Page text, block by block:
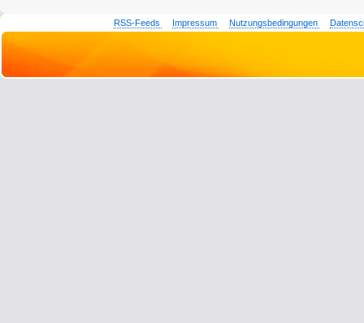
RSS-Feeds Impressum Nutzungsbedingungen